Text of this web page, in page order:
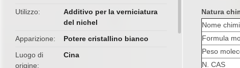
Utilizzo
Additivo per la verniciatura
del nichel
Apparizione
Potere cristallino bianco
Luogo di
origine
Cina
Natura
Nome
Formula
Peso
N. CAS